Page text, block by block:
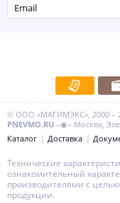
© ООО «МАГИМЭКС», 2000 –
PNEVMO.RU –◉– Москва,
Каталог
Доставка
Технические
ознакомительный
производителями с
продукции.